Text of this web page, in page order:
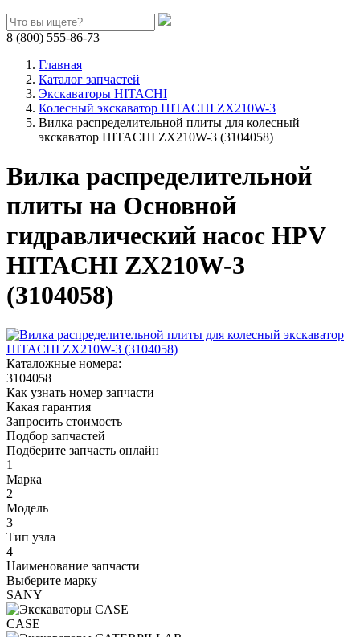
8 (800) 555-86-73
Главная
Каталог запчастей
Экскаваторы HITACHI
Колесный экскаватор HITACHI ZX210W-3
Вилка распределительной плиты для колесный
экскаватор HITACHI ZX210W-3 (3104058)
Вилка распределительной
плиты на Основной
гидравлический насос HPV
HITACHI ZX210W-3
(3104058)
Каталожные номера:
3104058
Как узнать номер запчасти
Какая гарантия
Запросить стоимость
Подбор запчастей
Подберите запчасть онлайн
1
Марка
2
Модель
3
Тип узла
4
Наименование запчасти
Выберите марку
SANY
CASE